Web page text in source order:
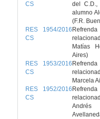
CS
del C.D.,
alumno
(F.R.
RES 1954/2016
CS
Matías
Aires)
RES 1953/2016
CS
Marcela
RES 1952/2016
CS
Andrés